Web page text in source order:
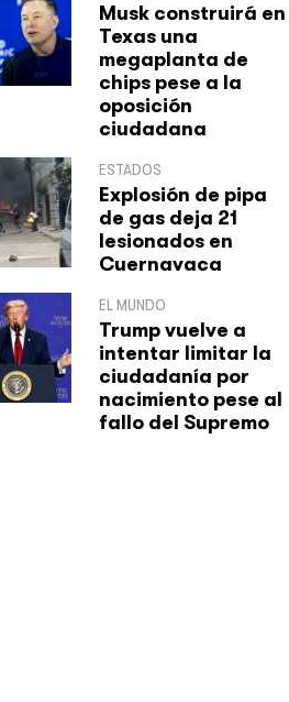
Musk construirá en
Texas una
megaplanta de
chips pese a la
oposición
ciudadana
ESTADOS
Explosión de pipa
de gas deja 21
lesionados en
Cuernavaca
EL MUNDO
Trump vuelve a
intentar limitar la
ciudadanía por
nacimiento pese al
fallo del Supremo